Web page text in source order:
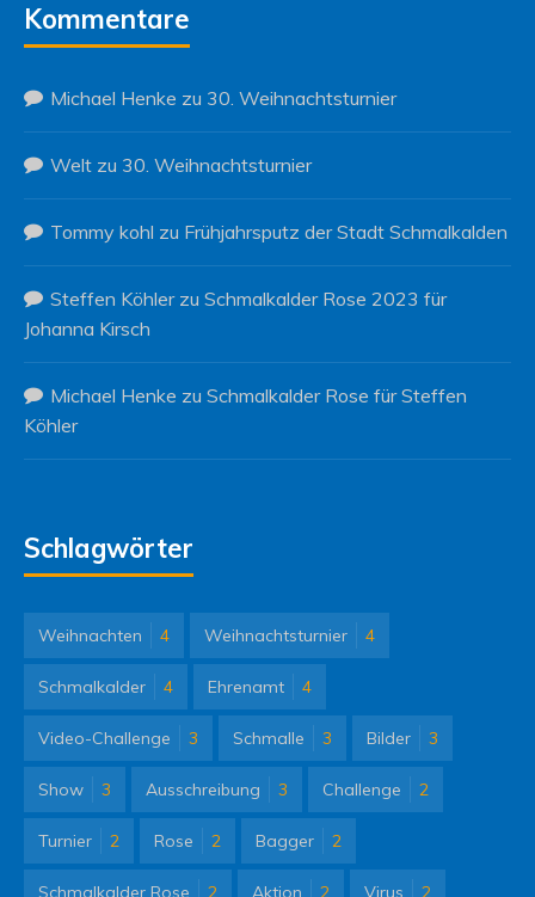
Kommentare
Michael Henke zu 30. Weihnachtsturnier
Welt zu 30. Weihnachtsturnier
Tommy kohl zu Frühjahrsputz der Stadt Schmalkalden
Steffen Köhlerzu Schmalkalder Rose 2023 für
Johanna Kirsch
Michael Henke zu Schmalkalder Rose für Steffen
Köhler
Schlagwörter
Weihnachten 4 Weihnachtsturnier 4
Schmalkalder 4 Ehrenamt 4
Video-Challenge 3 Schmalle 3 Bilder 3
Show 3 Ausschreibung 3 Challenge 2
Turnier 2 Rose 2 Bagger 2
Schmalkalder Rose 2 Aktion 2 Virus 2